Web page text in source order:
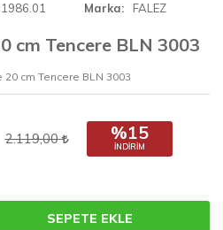
Marka FALEZ
cm Tencere BLN 3003
20 cm Tencere BLN 3003
2.119,00 %15
İNDIRIM
SEPETE EKLE